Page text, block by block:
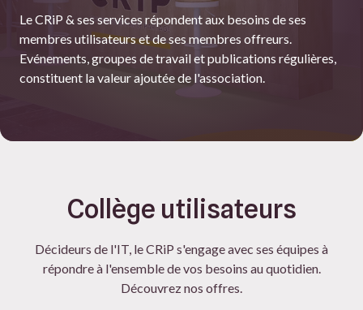
Le CRiP & ses services répondent aux besoins de ses
membres utilisateurs et de ses membres offreurs.
Evénements, groupes de travail et publications régulières,
constituent la valeur ajoutée de l'association.
Collège utilisateurs
Décideurs de l'IT, le CRiP s'engage avec ses équipes à
répondre à l'ensemble de vos besoins au quotidien.
Découvrez nos offres.